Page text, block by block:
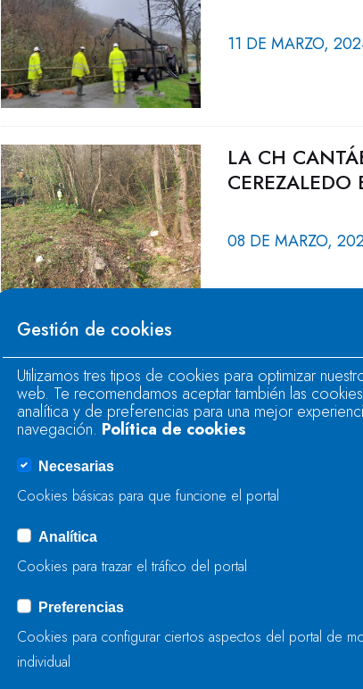
11 DE MARZO,
LA CH
08 DE MARZO,
LA
ACTÚA EN EL
07 DE MARZO, 2024
LA CH
(ASTURIAS)
06 DE MARZO,
Gestión de cookies
Utilizamos tres tipos de cookies para optimizar
web. Te recomendamos aceptar también las
analítica y de preferencias para una mejor
navegación. Política de cookies
Necesarias
Cookies básicas para que funcione el portal
Analítica
Cookies para trazar el tráfico del portal
Preferencias
Cookies para configurar ciertos aspectos del portal de
individual